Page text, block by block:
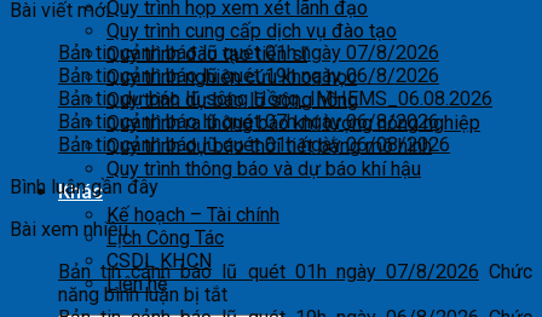
Quy trình họp xem xét lãnh đạo
Quy trình cung cấp dịch vụ đào tạo
Quy trình đào tạo tiến sĩ
Quy trình nghiên cứu khoa học
Quy trình dự báo lũ sông hồng
Quy trình ra thông báo khí tượng nông nghiệp
Quy trình dự báo thời tiết bằng mô hình
Quy trình thông báo và dự báo khí hậu
Khác
Kế hoạch – Tài chính
Lịch Công Tác
CSDL KHCN
Liên hệ
Bài viết mới
Bản tin cảnh báo lũ quét 01h ngày 07/8/2026
Bản tin cảnh báo lũ quét 19h ngày 06/8/2026
Bản tin dự báo lũ sông Hồng_IMHEMS_06.08.2026
Bản tin cảnh báo lũ quét 07h ngày 06/8/2026
Bản tin cảnh báo lũ quét 01h ngày 06/08/2026
Bình luận gần đây
Bài xem nhiều
Bản tin cảnh báo lũ quét 01h ngày 07/8/2026 Chức
năng bình luận bị tắtở